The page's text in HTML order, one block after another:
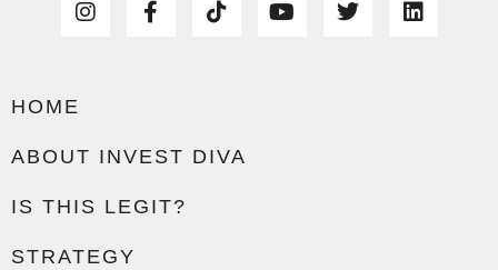
HOME
ABOUT INVEST DIVA
IS THIS LEGIT?
STRATEGY